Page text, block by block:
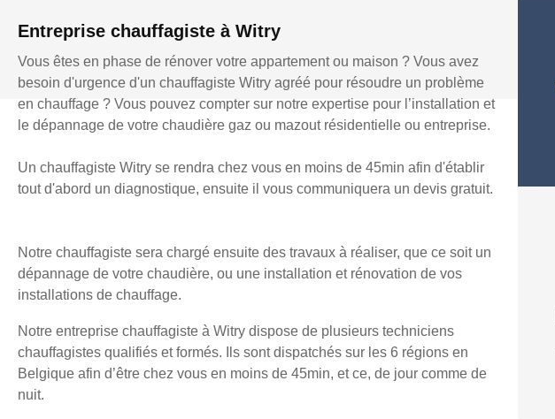
Entreprise chauffagiste à Witry
Vous êtes en phase de rénover votre appartement ou maison ? Vous avez
besoin d'urgence d'un chauffagiste Witry agréé pour résoudre un problème
en chauffage ? Vous pouvez compter sur notre expertise pour l’installation et
le dépannage de votre chaudière gaz ou mazout résidentielle ou entreprise.
Un chauffagiste Witry se rendra chez vous en moins de 45min afin d'établir
tout d'abord un diagnostique, ensuite il vous communiquera un devis gratuit.
Notre chauffagiste sera chargé ensuite des travaux à réaliser, que ce soit un
dépannage de votre chaudière, ou une installation et rénovation de vos
installations de chauffage.
Notre entreprise chauffagiste à Witry dispose de plusieurs techniciens
chauffagistes qualifiés et formés. Ils sont dispatchés sur les 6 régions en
Belgique afin d’être chez vous en moins de 45min, et ce, de jour comme de
nuit.